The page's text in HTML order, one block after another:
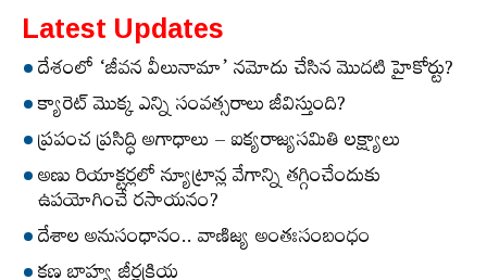
Latest Updates
దేశంలో ‘జీవన వీలునామా’ నమోదు చేసిన మొదటి హైకోర్టు?
క్యారెట్‌ మొక్క ఎన్ని సంవత్సరాలు జీవిస్తుంది?
ప్రపంచ ప్రసిద్ధి అగాధాలు – ఐక్యరాజ్యసమితి లక్ష్యాలు
అణు రియాక్టర్లలో న్యూట్రాన్ల వేగాన్ని తగ్గించేందుకు
ఉపయోగించే రసాయనం?
దేశాల అనుసంధానం.. వాణిజ్య అంతఃసంబంధం